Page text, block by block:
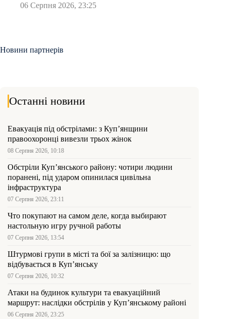
06 Серпня 2026, 23:25
Новини партнерів
Останні новини
Евакуація під обстрілами: з Куп’янщини
правоохоронці вивезли трьох жінок
08 Серпня 2026, 10:18
Обстріли Куп’янського району: чотири людини
поранені, під ударом опинилася цивільна
інфраструктура
07 Серпня 2026, 23:11
Что покупают на самом деле, когда выбирают
настольную игру ручной работы
07 Серпня 2026, 13:54
Штурмові групи в місті та бої за залізницю: що
відбувається в Куп’янську
07 Серпня 2026, 10:32
Атаки на будинок культури та евакуаційний
маршрут: наслідки обстрілів у Куп’янському районі
06 Серпня 2026, 23:25